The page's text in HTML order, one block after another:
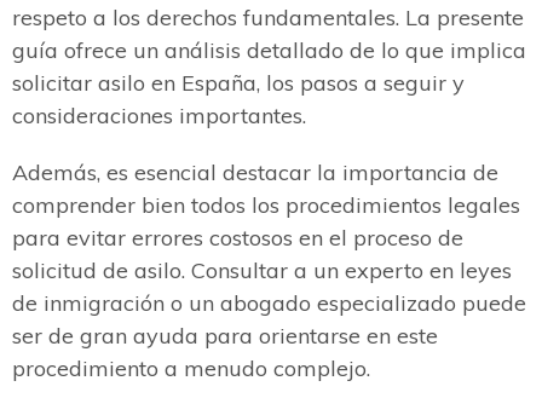
respeto a los derechos fundamentales. La presente
guía ofrece un análisis detallado de lo que implica
solicitar asilo en España, los pasos a seguir y
consideraciones importantes.
Además, es esencial destacar la importancia de
comprender bien todos los procedimientos legales
para evitar errores costosos en el proceso de
solicitud de asilo. Consultar a un experto en leyes
de inmigración o un abogado especializado puede
ser de gran ayuda para orientarse en este
procedimiento a menudo complejo.